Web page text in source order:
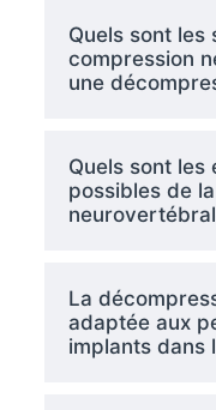
Quels sont les
compression
une
Quels sont les
possibles de
La
adaptée aux
implants dans